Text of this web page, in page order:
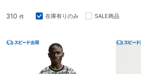
310 件 在庫有りのみ SALE商品